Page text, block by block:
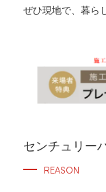
ぜひ現地で、暮ら
センチュリー
REASON